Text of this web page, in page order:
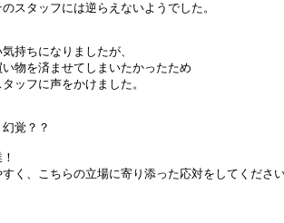
スタッフには逆らえないようでした。
持ちになりましたが、
物を済ませてしまいたかったため
ッフに声をかけました。
覚？？
く、こちらの立場に寄り添った応対をしてくださ